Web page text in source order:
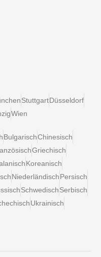
StuttgartDüsseldorf
Wien
BulgarischChinesisch
Griechisch
Koreanisch
NiederländischPersisch
SchwedischSerbisch
Ukrainisch